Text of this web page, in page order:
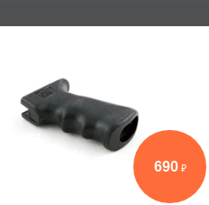
690